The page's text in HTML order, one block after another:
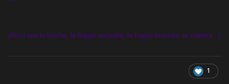
(Ainsi que la louche, la frappe enroulée, la frappe brossée, et caetera...)
1